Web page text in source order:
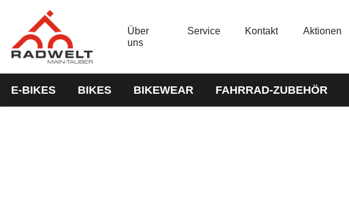
Über
uns
Service Kontakt Aktionen
E-BIKES BIKES BIKEWEAR FAHRRAD-ZUBEHÖR